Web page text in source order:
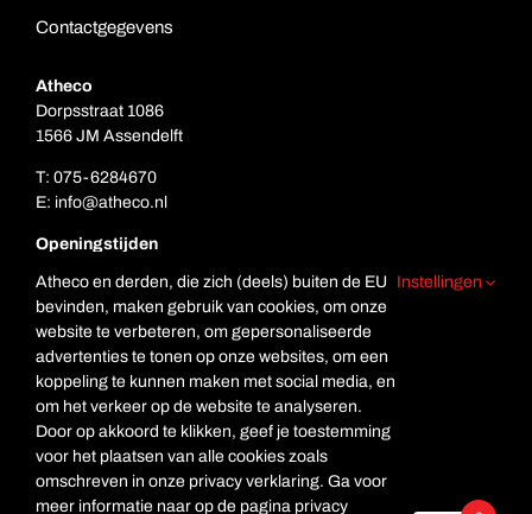
Contactgegevens
Atheco
Dorpsstraat 1086
1566 JM Assendelft
T: 075-6284670
E: info@atheco.nl
Openingstijden
Za: Gesloten
Zo. Gesloten
Atheco en derden, die zich (deels) buiten de EU
bevinden, maken gebruik van cookies, om onze
website te verbeteren, om gepersonaliseerde
advertenties te tonen op onze websites, om een
koppeling te kunnen maken met social media, en
om het verkeer op de website te analyseren.
Door op akkoord te klikken, geef je toestemming
voor het plaatsen van alle cookies zoals
omschreven in onze privacy verklaring. Ga voor
meer informatie naar op de pagina privacy
Instellingen